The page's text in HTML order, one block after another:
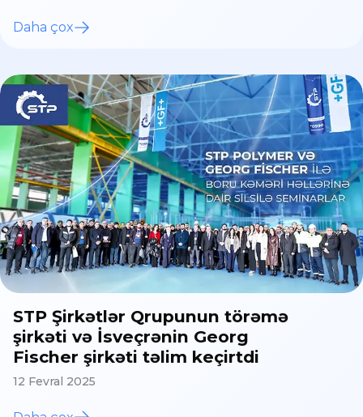
Daha çox
STP Şirkətlər Qrupunun törəmə
şirkəti və İsveçrənin Georg
Fischer şirkəti təlim keçirtdi
12 Fevral 2025